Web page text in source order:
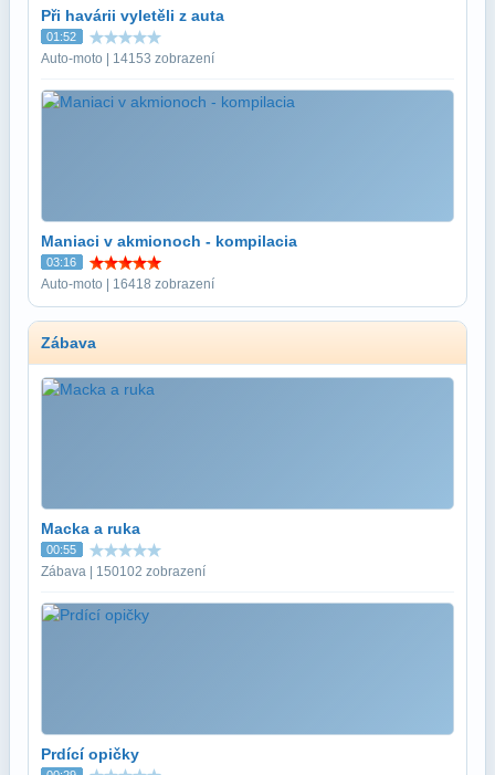
Při havárii vyletěli z auta
01:52
Auto-moto | 14153 zobrazení
Maniaci v akmionoch - kompilacia
03:16
Auto-moto | 16418 zobrazení
Zábava
Macka a ruka
00:55
Zábava | 150102 zobrazení
Prdící opičky